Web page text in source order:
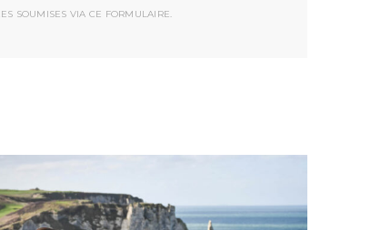
SOUMISES VIA CE FORMULAIRE.